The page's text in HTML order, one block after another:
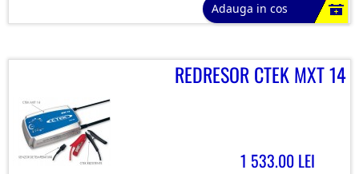
Adauga in cos
REDRESOR CTEK MXT 14
1 533.00 LEI